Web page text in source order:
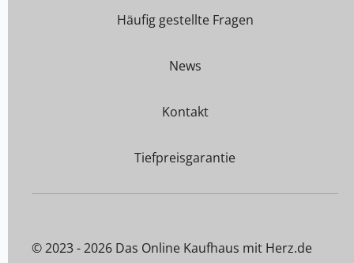
Häufig gestellte Fragen
News
Kontakt
Tiefpreisgarantie
© 2023 - 2026 Das Online Kaufhaus mit Herz.de